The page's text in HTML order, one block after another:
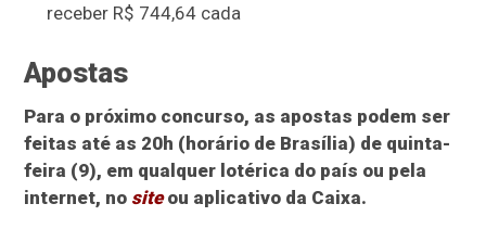
receber R$ 744,64 cada
Apostas
Para o próximo concurso, as apostas podem ser
feitas até as 20h (horário de Brasília) de quinta-
feira (9), em qualquer lotérica do país ou pela
internet, no site ou aplicativo da Caixa.